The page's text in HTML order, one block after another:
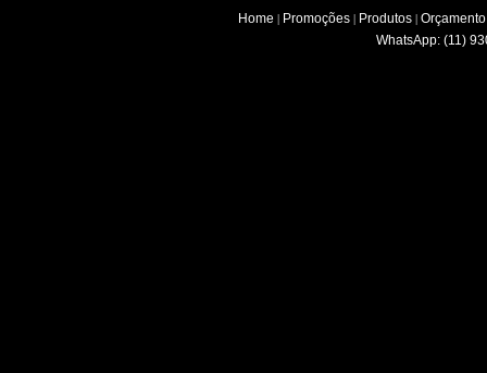
Home | Promoções | Produtos | Orçamento
WhatsApp: (11)